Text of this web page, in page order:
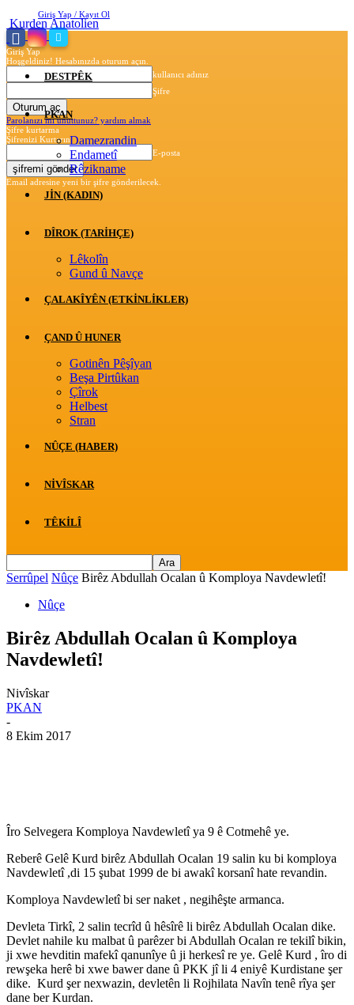
Giriş Yap / Kayıt Ol
Giriş Yap
Hoşgeldiniz! Hesabınızda oturum açın.
kullanıcı adınız
Şifre
Parolanızı mı unuttunuz? yardım almak
Şifre kurtarma
Şifrenizi Kurtarın
E-posta
Email adresine yeni bir şifre gönderilecek.
Kurden Anatolien
DESTPÊK
PKAN
Damezrandin
Endametî
Rêzikname
JİN (KADIN)
DÎROK (TARİHÇE)
Lêkolîn
Gund û Navçe
ÇALAKÎYÊN (ETKINLIKLER)
ÇAND Û HUNER
Gotinên Pêşîyan
Beşa Pirtûkan
Çîrok
Helbest
Stran
NÛÇE (HABER)
NIVÎSKAR
TÊKILÎ
Serrûpel Nûçe Birêz Abdullah Ocalan û Komploya Navdewletî!
Nûçe
Birêz Abdullah Ocalan û Komploya
Navdewletî!
Nivîskar
PKAN
-
8 Ekim 2017
Îro Selvegera Komploya Navdewletî ya 9 ê Cotmehê ye.
Reberê Gelê Kurd birêz Abdullah Ocalan 19 salin ku bi komploya
Navdewletî ,di 15 şubat 1999 de bi awakî korsanî hate revandin.
Komploya Navdewletî bi ser naket , negihêşte armanca.
Devleta Tirkî, 2 salin tecrîd û hêsîrê li birêz Abdullah Ocalan dike.
Devlet nahile ku malbat û parêzer bi Abdullah Ocalan re tekilî bikin,
ji xwe hevditin mafekî qanunîye û ji herkesî re ye. Gelê Kurd , îro di
rewşeka herê bi xwe bawer dane û PKK jî li 4 eniyê Kurdistane şer
dike. Kurd şer nexwazin, devletên li Rojhilata Navîn tenê rîya şer
dane ber Kurdan.